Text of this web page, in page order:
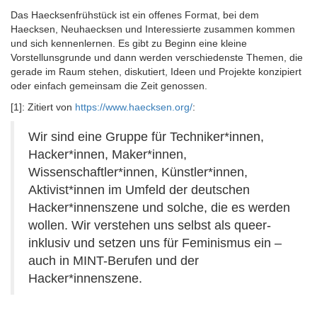
Das Haecksenfrühstück ist ein offenes Format, bei dem
Haecksen, Neuhaecksen und Interessierte zusammen kommen
und sich kennenlernen. Es gibt zu Beginn eine kleine
Vorstellunsgrunde und dann werden verschiedenste Themen, die
gerade im Raum stehen, diskutiert, Ideen und Projekte konzipiert
oder einfach gemeinsam die Zeit genossen.
[1]: Zitiert von https://www.haecksen.org/:
Wir sind eine Gruppe für Techniker*innen,
Hacker*innen, Maker*innen,
Wissenschaftler*innen, Künstler*innen,
Aktivist*innen im Umfeld der deutschen
Hacker*innenszene und solche, die es werden
wollen. Wir verstehen uns selbst als queer-
inklusiv und setzen uns für Feminismus ein –
auch in MINT-Berufen und der
Hacker*innenszene.